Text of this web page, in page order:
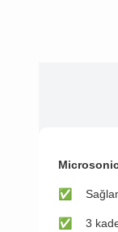
✅
✅ ​​3